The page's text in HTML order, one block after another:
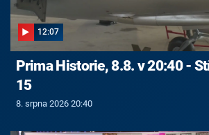
12:07
Prima Historie, 8.8. v 20:40 -
15
8. srpna 2026 20:40